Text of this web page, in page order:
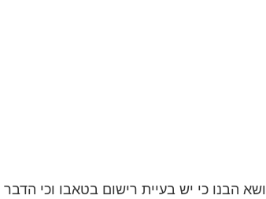
הבנו כי יש בעיית רישום בטאבו וכי